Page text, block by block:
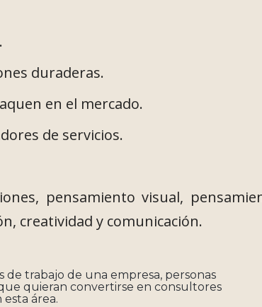
duraderas.
en el mercado.
de servicios.
pensamiento visual,
creatividad y comunicación.
de trabajo de una empresa, personas
quieran convertirse en consultores
esta área.